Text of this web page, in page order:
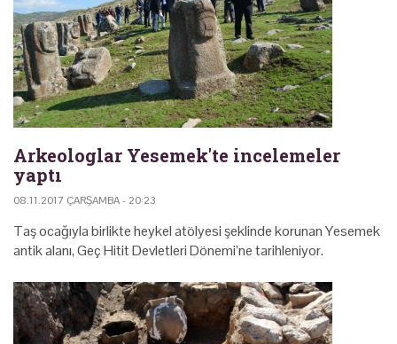
Arkeologlar Yesemek'te incelemeler
yaptı
08.11.2017 ÇARŞAMBA - 20:23
Taş ocağıyla birlikte heykel atölyesi şeklinde korunan Yesemek
antik alanı, Geç Hitit Devletleri Dönemi’ne tarihleniyor.